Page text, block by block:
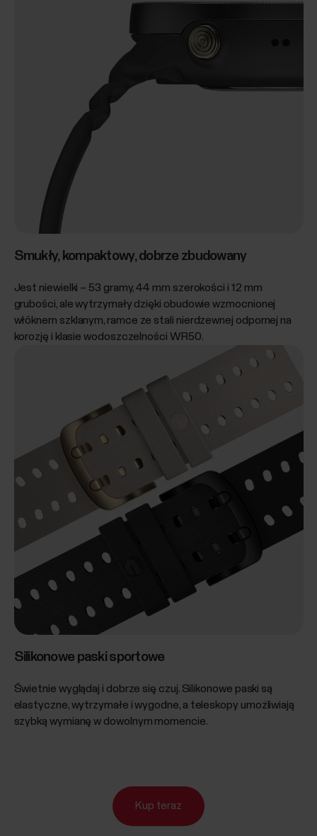
Smukły, kompaktowy, dobrze zbudowany
Jest niewielki – 53 gramy, 44 mm szerokości i 12 mm
grubości, ale wytrzymały dzięki obudowie wzmocnionej
włóknem szklanym, ramce ze stali nierdzewnej odpornej na
korozję i klasie wodoszczelności WR50.
Silikonowe paski sportowe
Świetnie wyglądaj i dobrze się czuj. Silikonowe paski są
elastyczne, wytrzymałe i wygodne, a teleskopy umożliwiają
szybką wymianę w dowolnym momencie.
Kup teraz